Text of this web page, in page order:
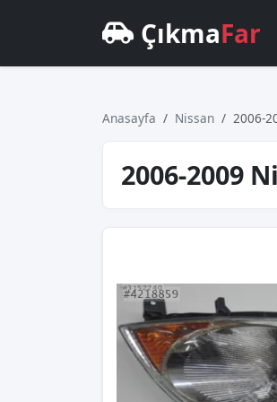
ÇıkmaFar
Anasayfa Nissan 2006-
2006-2009